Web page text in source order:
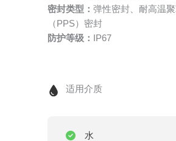
密封类型：弹性密封、耐高温
（PPS）密封
防护等级： IP67
适用介质
水